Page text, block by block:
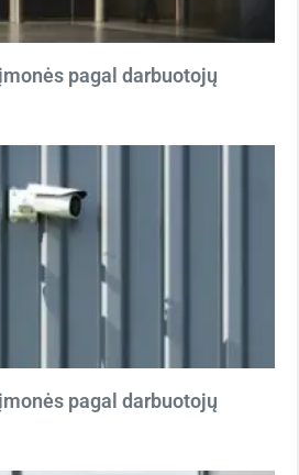
pagal darbuotojų
pagal darbuotojų